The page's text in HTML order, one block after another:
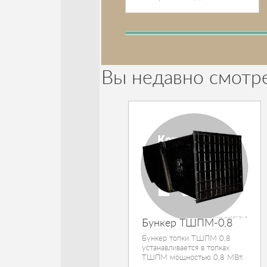
Вы недавно
Бункер ТШПМ-0,8
Бункер топки ТШПМ 0,8
устанавливается в топках
ТШПМ мощностью 0,8 МВт.